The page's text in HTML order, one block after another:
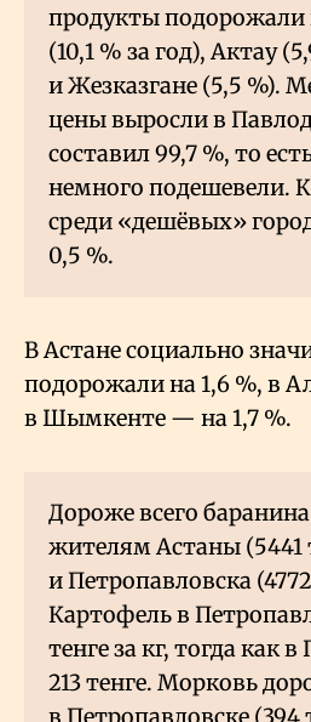
продукты подорожали
(10,1 % за год), Актау
и Жезказгане (5,5 %).
цены выросли в
составил 99,7 %, то
немного подешевели.
среди «дешёвых»
0,5 %.
В Астане социально
подорожали на 1,6 %, в
в Шымкенте — на 1,7 %.
Дороже всего
жителям Астаны (5441
и Петропавловска
Картофель в
тенге за кг, тогда как
213 тенге. Морковь